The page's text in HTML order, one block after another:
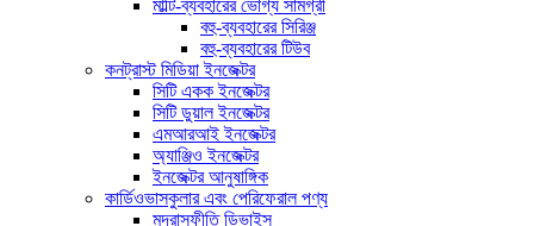
মাল্টি-ব্যবহারের ভোগ্য সামগ্রী
বহু-ব্যবহারের সিরিঞ্জ
বহু-ব্যবহারের টিউব
কনট্রাস্ট মিডিয়া ইনজেক্টর
সিটি একক ইনজেক্টর
সিটি ডুয়াল ইনজেক্টর
এমআরআই ইনজেক্টর
অ্যাঞ্জিও ইনজেক্টর
ইনজেক্টর আনুষাঙ্গিক
কার্ডিওভাসকুলার এবং পেরিফেরাল পণ্য
মুদ্রাস্ফীতি ডিভাইস